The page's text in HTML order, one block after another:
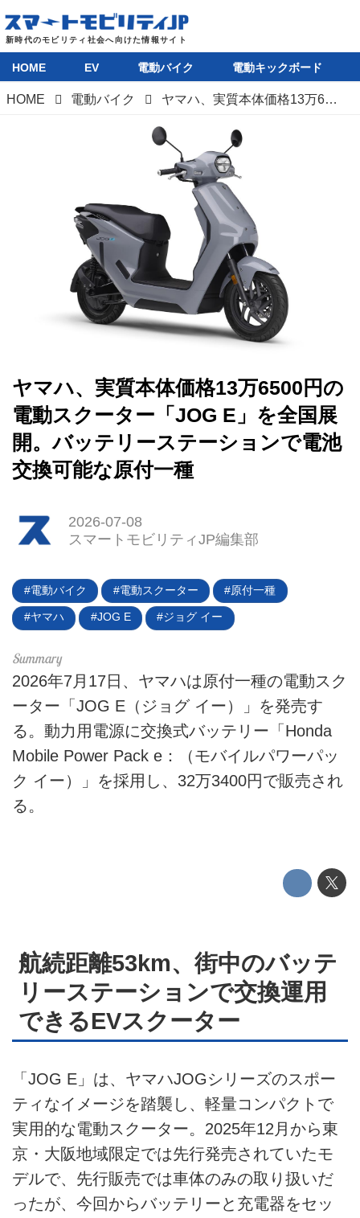
EV
電動バイク
ライフスタイル
テクノロジー
このメディアについて
お問い合せ
広告掲載について
HOME EV 電動バイク 電動キックボード
HOME 電動バイク ヤマハ、実質本体価格13万6500円の電動スクーター「JOG E」を全国展開。バッテリーステーションで電池交換可能な原付一種
ヤマハ、実質本体価格13万6500円の
電動スクーター「JOG E」を全国展
開。バッテリーステーションで電池
交換可能な原付一種
2026-07-08
スマートモビリティJP編集部
電動バイク 電動スクーター 原付一種
ヤマハ JOG E ジョグ イー
2026年7月17日、ヤマハは原付一種の電動スク
ーター「JOG E（ジョグ イー）」を発売す
る。動力用電源に交換式バッテリー「Honda
Mobile Power Pack e：（モバイルパワーパッ
ク イー）」を採用し、32万3400円で販売され
る。
航続距離53km、街中のバッテ
リーステーションで交換運用
できるEVスクーター
「JOG E」は、ヤマハJOGシリーズのスポー
ティなイメージを踏襲し、軽量コンパクトで
実用的な電動スクーター。2025年12月から東
京・大阪地域限定では先行発売されていたモ
デルで、先行販売では車体のみの取り扱いだ
ったが、今回からバッテリーと充電器をセッ